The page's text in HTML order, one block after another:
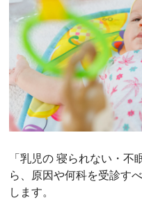
「乳児の 寝られない・
ら、原因や何科を受診す
します。